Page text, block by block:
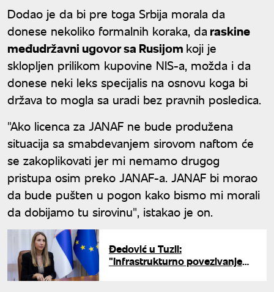
Dodao je da bi pre toga Srbija morala da
donese nekoliko formalnih koraka, da raskine
međudržavni ugovor sa Rusijom koji je
sklopljen prilikom kupovine NIS-a, možda i da
donese neki leks specijalis na osnovu koga bi
država to mogla sa uradi bez pravnih posledica.
"Ako licenca za JANAF ne bude produžena
situacija sa smabdevanjem sirovom naftom će
se zakoplikovati jer mi nemamo drugog
pristupa osim preko JANAF-a. JANAF bi morao
da bude pušten u pogon kako bismo mi morali
da dobijamo tu sirovinu", istakao je on.
Đedović u Tuzli:
"Infrastrukturno povezivanje